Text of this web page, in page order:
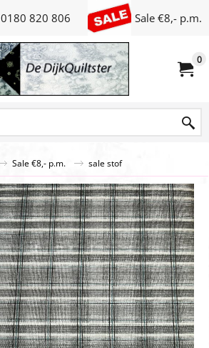
0180 820 806 Sale €8,- p.m.
0
Sale €8,- p.m. sale stof